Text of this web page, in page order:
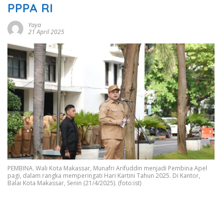
PPPA RI
Yaya
21 April 2025
PEMBINA. Wali Kota Makassar, Munafri Arifuddin menjadi Pembina Apel
pagi, dalam rangka memperingati Hari Kartini Tahun 2025. Di Kantor,
Balai Kota Makassar, Senin (21/4/2025). (foto:ist)